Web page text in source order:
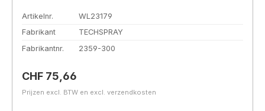
Artikelnr.
WL23179
Fabrikant
TECHSPRAY
Fabrikantnr.
2359-300
Normale prijs:
CHF 75,66
Prijzen excl. BTW en excl. verzendkosten